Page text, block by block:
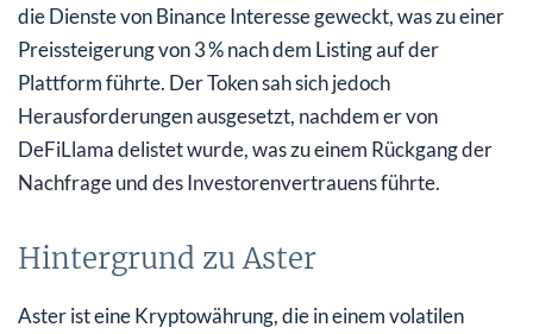
die Dienste von Binance Interesse geweckt, was zu einer
Preissteigerung von 3 % nach dem Listing auf der
Plattform führte. Der Token sah sich jedoch
Herausforderungen ausgesetzt, nachdem er von
DeFiLlama delistet wurde, was zu einem Rückgang der
Nachfrage und des Investorenvertrauens führte.
Hintergrund zu Aster
Aster ist eine Kryptowährung, die in einem volatilen